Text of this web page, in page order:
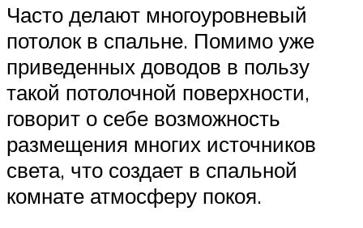
Часто делают многоуровневый
потолок в спальне. Помимо уже
приведенных доводов в пользу
такой потолочной поверхности,
говорит о себе возможность
размещения многих источников
света, что создает в спальной
комнате атмосферу покоя.